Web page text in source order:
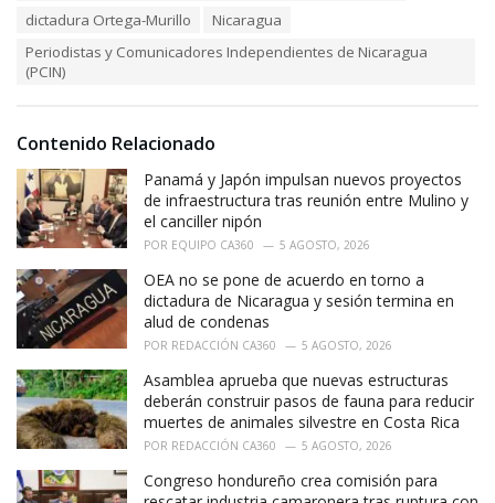
dictadura Ortega-Murillo
Nicaragua
Periodistas y Comunicadores Independientes de Nicaragua
(PCIN)
Contenido Relacionado
Panamá y Japón impulsan nuevos proyectos
de infraestructura tras reunión entre Mulino y
el canciller nipón
POR EQUIPO CA360 5 AGOSTO, 2026
OEA no se pone de acuerdo en torno a
dictadura de Nicaragua y sesión termina en
alud de condenas
POR REDACCIÓN CA360 5 AGOSTO, 2026
Asamblea aprueba que nuevas estructuras
deberán construir pasos de fauna para reducir
muertes de animales silvestre en Costa Rica
POR REDACCIÓN CA360 5 AGOSTO, 2026
Congreso hondureño crea comisión para